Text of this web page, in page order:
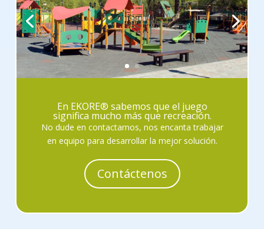
En EKORE® sabemos que el juego
significa mucho más que recreación.
No dude en contactarnos, nos encanta trabajar
en equipo para desarrollar la mejor solución.
Contáctenos